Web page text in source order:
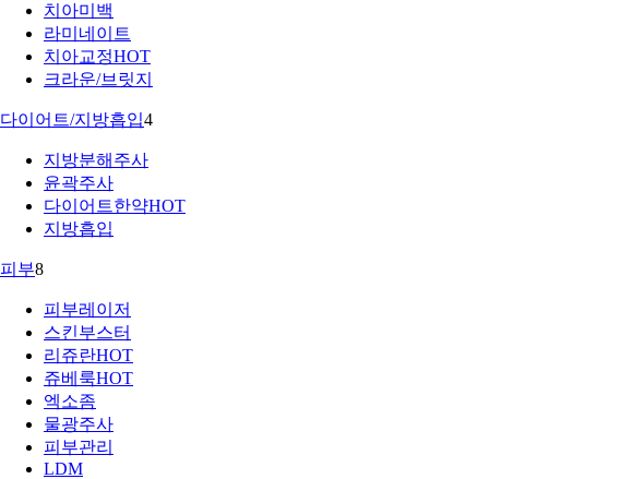
치아미백
라미네이트
치아교정HOT
크라운/브릿지
다이어트/지방흡입4
지방분해주사
윤곽주사
다이어트한약HOT
지방흡입
피부8
피부레이저
스킨부스터
리쥬란HOT
쥬베룩HOT
엑소좀
물광주사
피부관리
LDM